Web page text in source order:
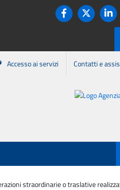
Twitter
Accesso ai servizi Contatti e
straordinarie o traslative